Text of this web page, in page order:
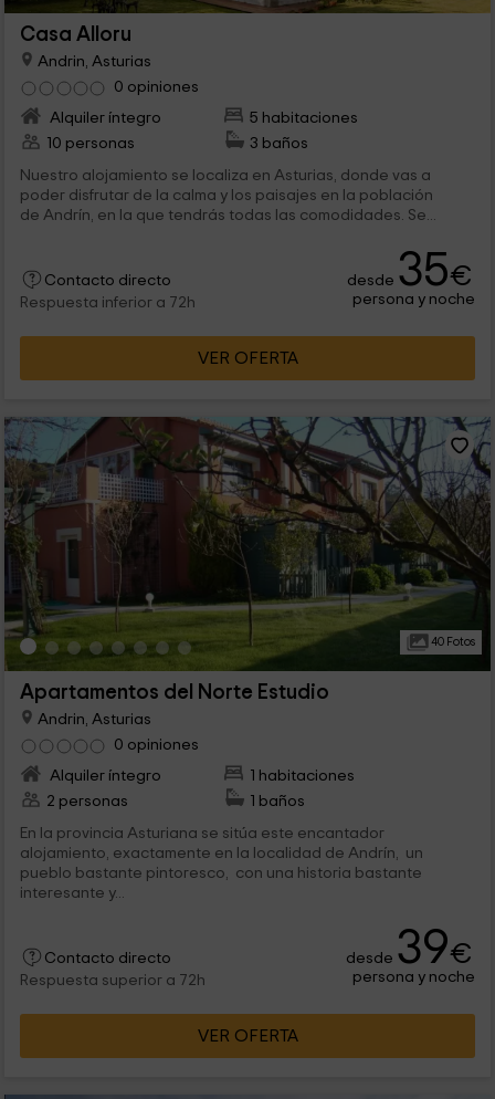
Casa Alloru
Andrin, Asturias
0 opiniones
Alquiler íntegro
5 habitaciones
10 personas
3 baños
Nuestro alojamiento se localiza en Asturias, donde vas a
poder disfrutar de la calma y los paisajes en la población
de Andrín, en la que tendrás todas las comodidades. Se...
Contacto directo
Respuesta inferior a 72h
desde 35€
persona y noche
VER OFERTA
40 Fotos
Apartamentos del Norte Estudio
Andrin, Asturias
0 opiniones
Alquiler íntegro
1 habitaciones
2 personas
1 baños
En la provincia Asturiana se sitúa este encantador
alojamiento, exactamente en la localidad de Andrín, un
pueblo bastante pintoresco, con una historia bastante
interesante y...
Contacto directo
Respuesta superior a 72h
desde 39€
persona y noche
VER OFERTA